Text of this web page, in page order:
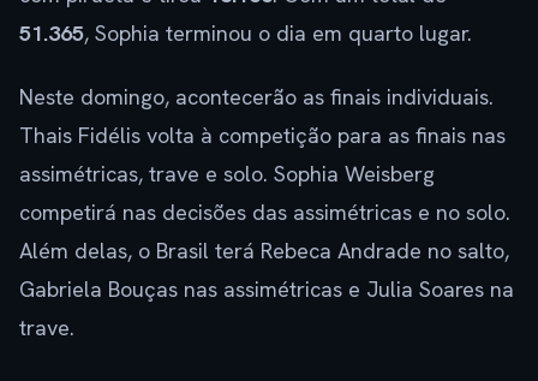
51.365, Sophia terminou o dia em quarto lugar.
Neste domingo, acontecerão as finais individuais.
Thais Fidélis volta à competição para as finais nas
assimétricas, trave e solo. Sophia Weisberg
competirá nas decisões das assimétricas e no solo.
Além delas, o Brasil terá Rebeca Andrade no salto,
Gabriela Bouças nas assimétricas e Julia Soares na
trave.